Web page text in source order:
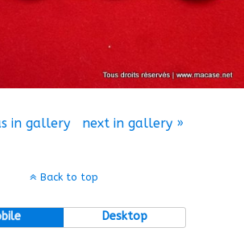
in gallery next in gallery »
Back to top
Desktop